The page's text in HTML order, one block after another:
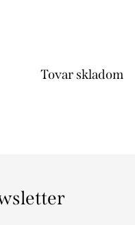
Tovar skladom